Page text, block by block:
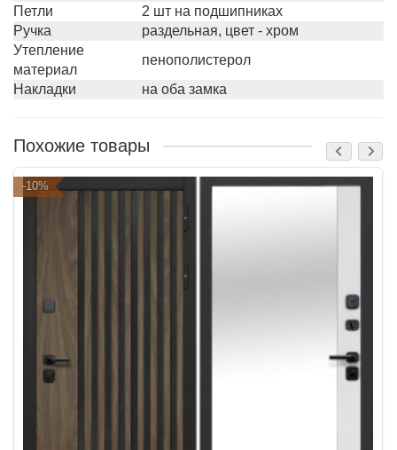
Петли
2 шт на подшипниках
Ручка
раздельная, цвет - хром
Утепление
материал
пенополистерол
Накладки
на оба замка
Похожие товары
-10%